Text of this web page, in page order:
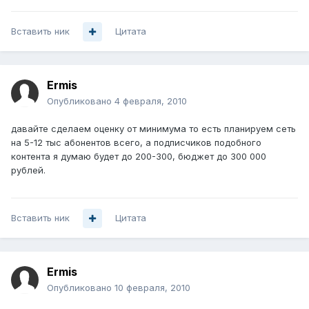
Вставить ник Цитата
Ermis
Опубликовано 4 февраля, 2010
давайте сделаем оценку от минимума то есть планируем сеть
на 5-12 тыс абонентов всего, а подписчиков подобного
контента я думаю будет до 200-300, бюджет до 300 000
рублей.
Вставить ник Цитата
Ermis
Опубликовано 10 февраля, 2010